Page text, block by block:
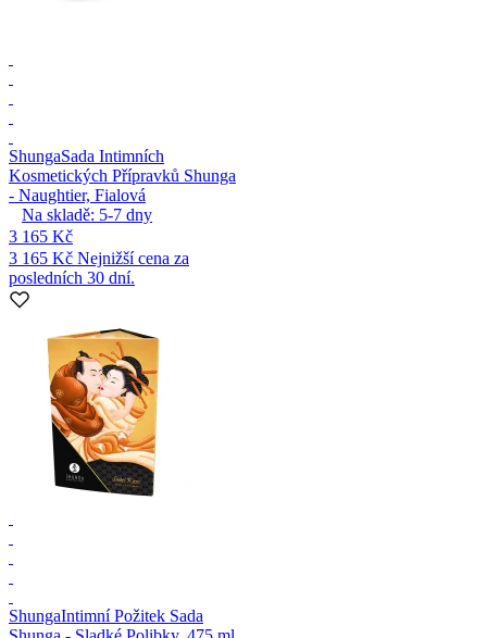
ShungaSada Intimních
Kosmetických Přípravků Shunga
- Naughtier, Fialová
Na skladě: 5-7 dny
3 165 Kč
3 165 Kč Nejnižší cena za
posledních 30 dní.
ShungaIntimní Požitek Sada